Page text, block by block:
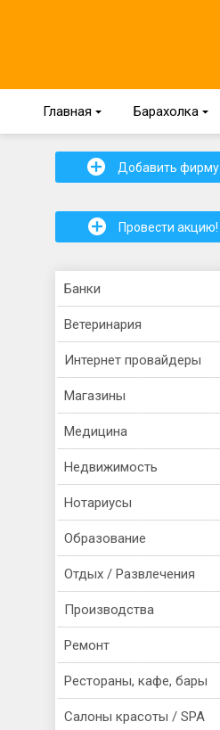
Главная { Барахолка {
+ Добавить фирму
+ Провести акцию!
Банки
Ветеринария
Интернет провайдеры
Магазины
Медицина
Недвижимость
Нотариусы
Образование
Отдых / Развлечения
Производства
Ремонт
Рестораны, кафе, бары
Салоны красоты / SPA